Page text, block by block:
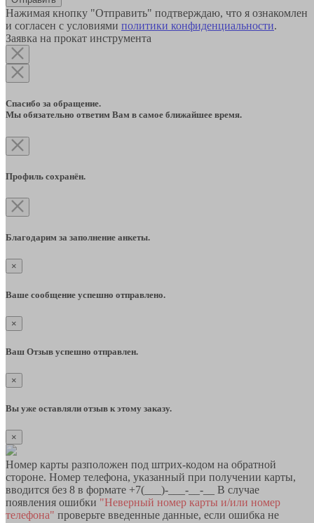
Нажимая кнопку "Отправить" подтверждаю, что я ознакомлен
и согласен с условиями политики конфиденциальности.
Заявка на прокат инструмента
Спасибо за обращение.
Мы обязательно ответим Вам в самое ближайшее время.
Профиль сохранён.
Благодарим за заполнение анкеты.
×
Ваше сообщение успешно отправлено.
×
Ваш Отзыв успешно отправлен.
×
Вы уже оставляли отзыв к этому заказу.
×
Номер карты разположен под штрих-кодом на обратной
стороне. Номер телефона, указанный при получении карты,
вводится без 8 в формате +7(___)-___-__-__ В случае
появления ошибки "Неверный номер карты и/или номер
телефона" проверьте введенные данные, если ошибка не